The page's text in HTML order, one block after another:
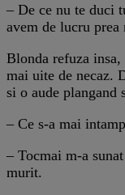
– De ce nu te duci
avem de lucru prea
Blonda refuza insa,
mai uite de necaz.
si o aude plangand
– Ce s-a mai
– Tocmai m-a
murit.